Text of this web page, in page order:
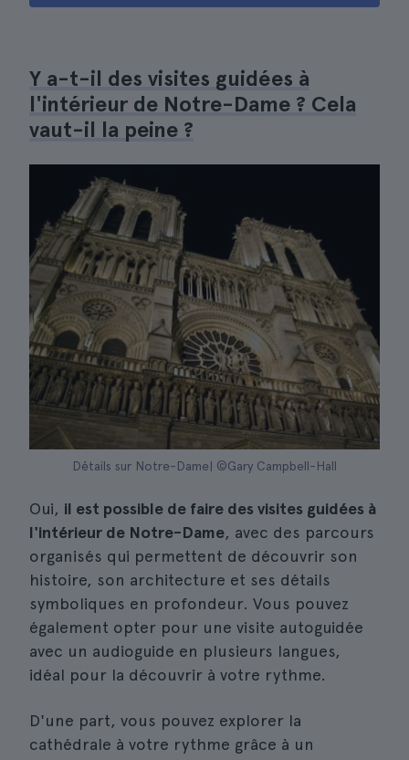
Y a-t-il des visites guidées à
l'intérieur de Notre-Dame ? Cela
vaut-il la peine ?
Détails sur Notre-Dame| ©Gary Campbell-Hall
Oui, il est possible de faire des visites guidées à
l'intérieur de Notre-Dame, avec des parcours
organisés qui permettent de découvrir son
histoire, son architecture et ses détails
symboliques en profondeur. Vous pouvez
également opter pour une visite autoguidée
avec un audioguide en plusieurs langues,
idéal pour la découvrir à votre rythme.
D'une part, vous pouvez explorer la
cathédrale à votre rythme grâce à un